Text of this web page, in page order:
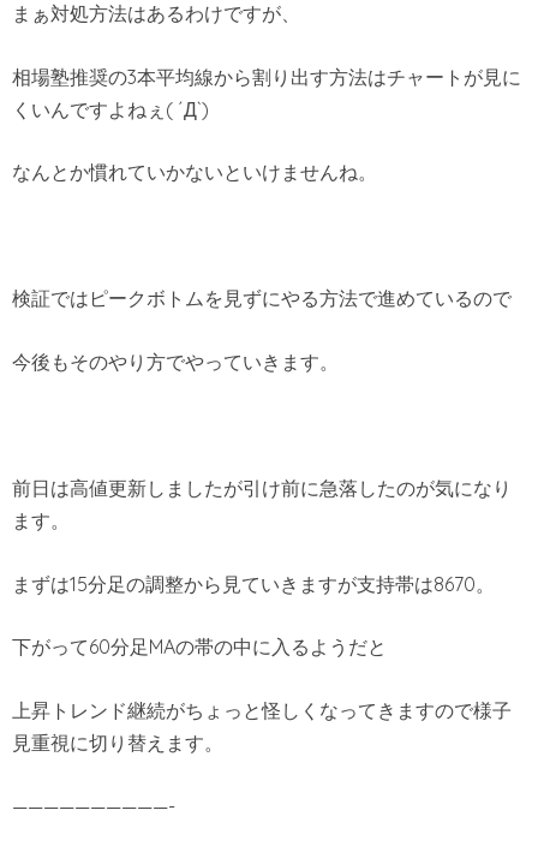
まぁ対処方法はあるわけですが、
相場塾推奨の3本平均線から割り出す方法はチャートが見に
くいんですよねぇ( ´Д`)
なんとか慣れていかないといけませんね。
検証ではピークボトムを見ずにやる方法で進めているので
今後もそのやり方でやっていきます。
前日は高値更新しましたが引け前に急落したのが気になり
ます。
まずは15分足の調整から見ていきますが支持帯は8670。
下がって60分足MAの帯の中に入るようだと
上昇トレンド継続がちょっと怪しくなってきますので様子
見重視に切り替えます。
——————————-